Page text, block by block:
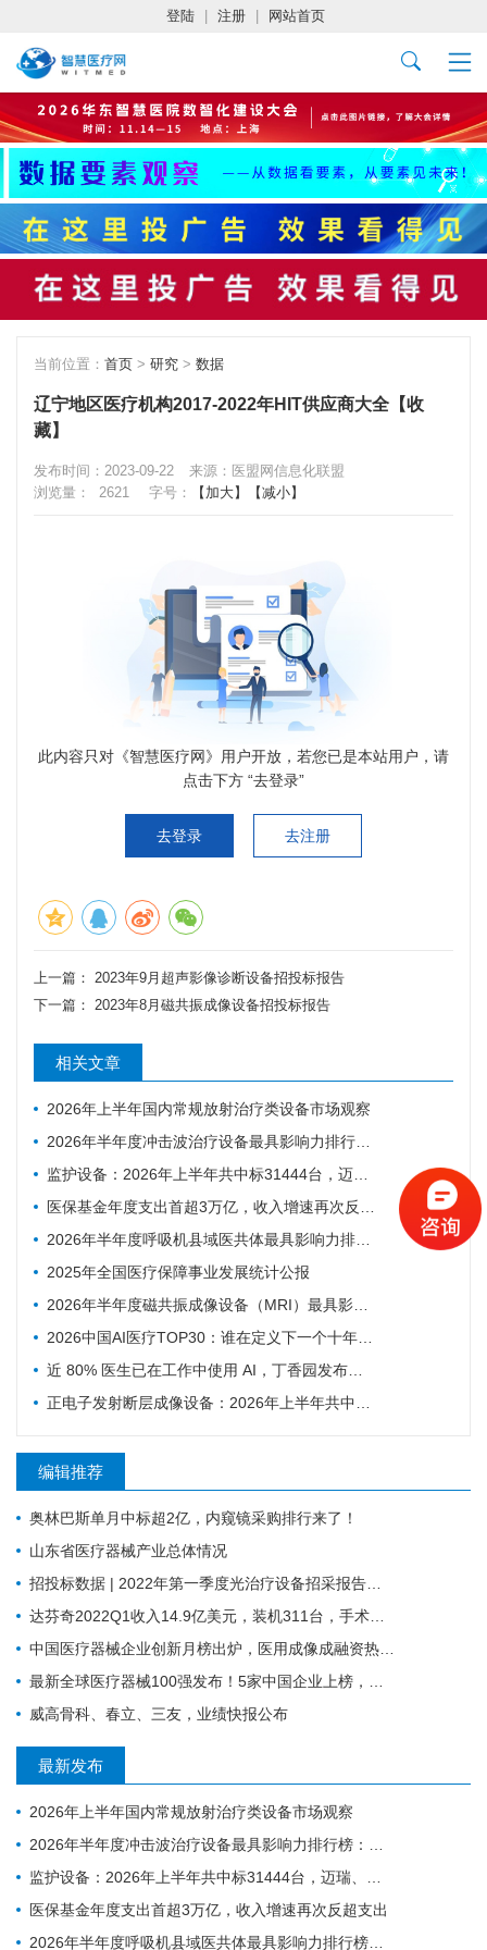
登陆 注册 网站首页
当前位置： 首页 > 研究 > 数据
辽宁地区医疗机构2017-2022年HIT供应商大全【收
藏】
发布时间：2023-09-22
来源：医盟网信息化联盟
浏览量：
2621 字号： 【加大】 【减小】
此内容只对《智慧医疗网》用户开放，若您已是本站用户，请
点击下方 “去登录”
去登录 去注册
上一篇：
2023年9月超声影像诊断设备招投标报告
下一篇：
2023年8月磁共振成像设备招投标报告
相关文章
2026年上半年国内常规放射治疗类设备市场观察
2026年半年度冲击波治疗设备最具影响力排行榜：翔宇医疗、医迈斯、慧康排名前三，XY-K-MEDICAL系列广受欢迎
监护设备：2026年上半年共中标31444台，迈瑞、科曼、飞利浦排前三
医保基金年度支出首超3万亿，收入增速再次反超支出
2026年半年度呼吸机县域医共体最具影响力排行榜：迈瑞、科曼、德尔格排名前三，市场集中度CR3超75%
2025年全国医疗保障事业发展统计公报
2026年半年度磁共振成像设备（MRI）最具影响力排行榜：西门子、联影、GE排名前三，MAGNETOM Vida等型号广受欢迎
2026中国AI医疗TOP30：谁在定义下一个十年的智慧医疗
近 80% 医生已在工作中使用 AI，丁香园发布中国医生 AI 调研
正电子发射断层成像设备：2026年上半年共中标54台，联影、GE医疗、锐世医疗排前三
编辑推荐
奥林巴斯单月中标超2亿，内窥镜采购排行来了！
山东省医疗器械产业总体情况
招投标数据 | 2022年第一季度光治疗设备招采报告：为人光大狂揽2成中标份额
达芬奇2022Q1收入14.9亿美元，装机311台，手术量同步增长19%
中国医疗器械企业创新月榜出炉，医用成像成融资热门领域
最新全球医疗器械100强发布！5家中国企业上榜，迈瑞缺席
威高骨科、春立、三友，业绩快报公布
最新发布
2026年上半年国内常规放射治疗类设备市场观察
2026年半年度冲击波治疗设备最具影响力排行榜：翔宇医疗、医迈斯、慧康排名前三，XY-K-MEDICAL系列广受欢迎
监护设备：2026年上半年共中标31444台，迈瑞、科曼、飞利浦排前三
医保基金年度支出首超3万亿，收入增速再次反超支出
2026年半年度呼吸机县域医共体最具影响力排行榜：迈瑞、科曼、德尔格排名前三，市场集中度CR3超75%